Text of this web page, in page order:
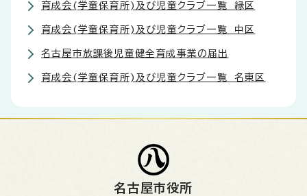
育成会(学童保育所)及び児童クラブ一覧 緑区
育成会(学童保育所)及び児童クラブ一覧 中区
名古屋市放課後児童健全育成事業の届出
育成会(学童保育所)及び児童クラブ一覧 名東区
名古屋市役所